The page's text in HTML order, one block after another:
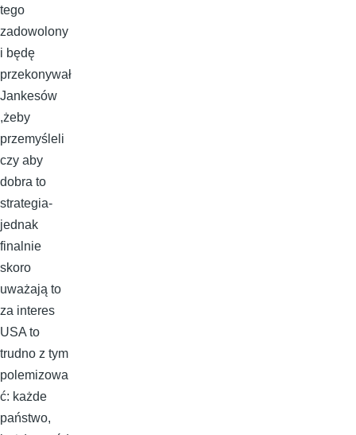
tego
zadowolony
i będę
przekonywał
Jankesów
,żeby
przemyśleli
czy aby
dobra to
strategia-
jednak
finalnie
skoro
uważają to
za interes
USA to
trudno z tym
polemizowa
ć: każde
państwo,